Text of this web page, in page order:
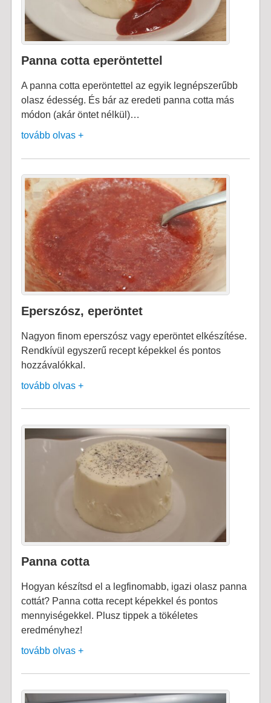
Panna cotta eperöntettel
A panna cotta eperöntettel az egyik legnépszerűbb
olasz édesség. És bár az eredeti panna cotta más
módon (akár öntet nélkül)…
tovább olvas +
Eperszósz, eperöntet
Nagyon finom eperszósz vagy eperöntet elkészítése.
Rendkívül egyszerű recept képekkel és pontos
hozzávalókkal.
tovább olvas +
Panna cotta
Hogyan készítsd el a legfinomabb, igazi olasz panna
cottát? Panna cotta recept képekkel és pontos
mennyiségekkel. Plusz tippek a tökéletes
eredményhez!
tovább olvas +